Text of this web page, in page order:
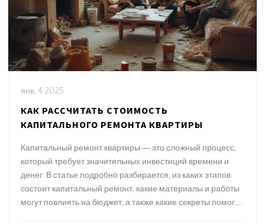
янв, 4 2025
КАК РАССЧИТАТЬ СТОИМОСТЬ
КАПИТАЛЬНОГО РЕМОНТА КВАРТИРЫ
Капитальный ремонт квартиры — это сложный процесс,
который требует значительных инвестиций времени и
денег. В статье подробно разбирается, из каких этапов
состоит капитальный ремонт, какие материалы и работы
могут повлиять на бюджет, а также какие секреты помогут